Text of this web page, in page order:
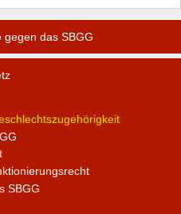
gegen das SBGG
SBGG